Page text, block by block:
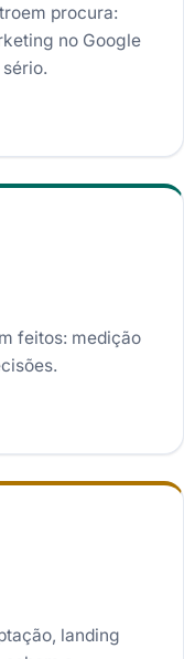
procura:
no Google
feitos: medição
landing